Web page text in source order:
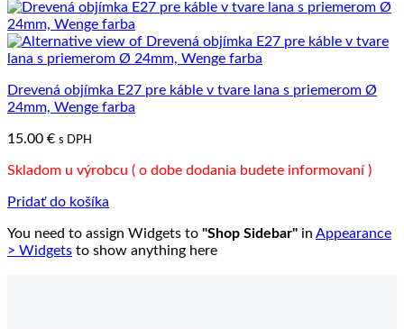
Drevená objímka E27 pre káble v tvare lana s priemerom Ø
24mm, Wenge farba
15.00 € s DPH
Skladom u výrobcu ( o dobe dodania budete informovaní )
Pridať do košíka
You need to assign Widgets to "Shop Sidebar" in Appearance
> Widgets to show anything here